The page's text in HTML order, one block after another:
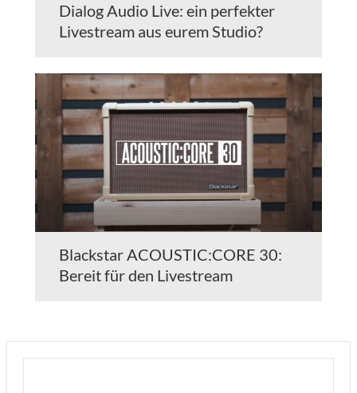
Dialog Audio Live: ein perfekter
Livestream aus eurem Studio?
Blackstar ACOUSTIC:CORE 30:
Bereit für den Livestream